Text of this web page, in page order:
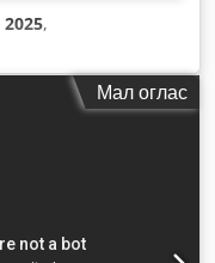
2025,
Мал оглас